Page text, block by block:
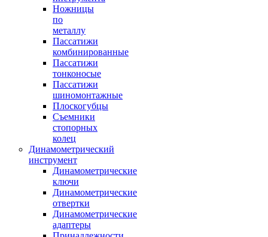
Ножницы
по
металлу
Пассатижи
комбинированные
Пассатижи
тонконосые
Пассатижи
шиномонтажные
Плоскогубцы
Съемники
стопорных
колец
Динамометрический
инструмент
Динамометрические
ключи
Динамометрические
отвертки
Динамометрические
адаптеры